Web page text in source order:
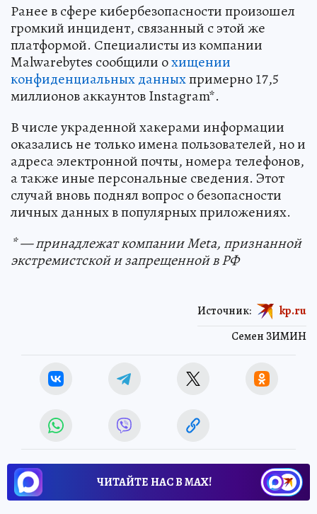
Ранее в сфере кибербезопасности произошел
громкий инцидент, связанный с этой же
платформой. Специалисты из компании
Malwarebytes сообщили охищении
конфиденциальных данныхпримерно 17,5
миллионов аккаунтов Instagram*.
В числе украденной хакерами информации
оказались не только имена пользователей, но и
адреса электронной почты, номера телефонов,
а также иные персональные сведения. Этот
случай вновь поднял вопрос о безопасности
личных данных в популярных приложениях.
* — принадлежат компании Meta, признанной
экстремистской и запрещенной в РФ
Семен ЗИМИН
Источник: kp.ru
ЧИТАЙТЕ НАС В МАХ!